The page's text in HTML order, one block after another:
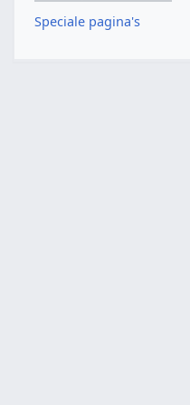
Speciale pagina's